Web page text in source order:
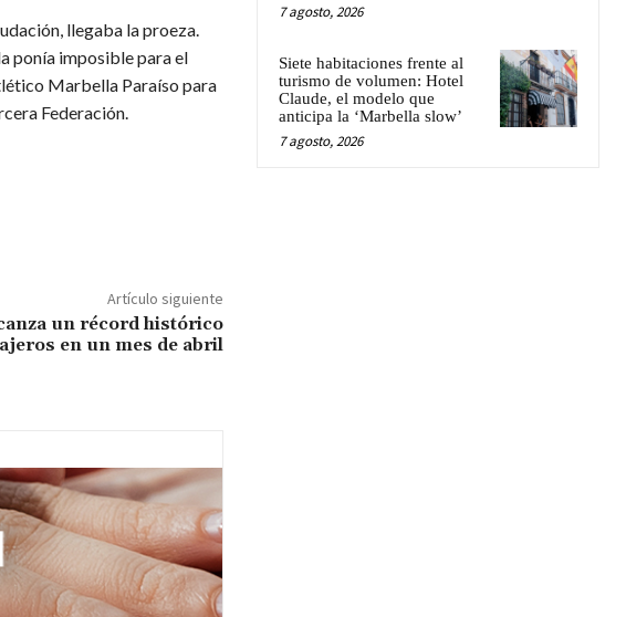
llegaba la proeza.
ponía imposible para el
Marbella Paraíso para
Federación.
Artículo siguiente
un récord histórico
en un mes de abril
7 agosto, 2026
Siete habitaciones frente al
turismo de volumen: Hotel
Claude, el modelo que
anticipa la ‘Marbella slow’
7 agosto, 2026